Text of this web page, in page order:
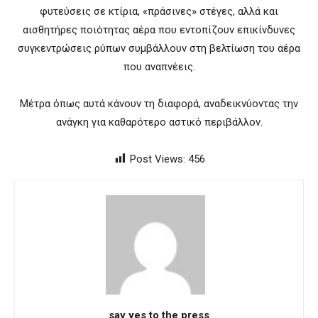
φυτεύσεις σε κτίρια, «πράσινες» στέγες, αλλά και
αισθητήρες ποιότητας αέρα που εντοπίζουν επικίνδυνες
συγκεντρώσεις ρύπων συμβάλλουν στη βελτίωση του αέρα
που αναπνέεις.
Μέτρα όπως αυτά κάνουν τη διαφορά, αναδεικνύοντας την
ανάγκη για καθαρότερο αστικό περιβάλλον.
Post Views: 456
say yes to the press